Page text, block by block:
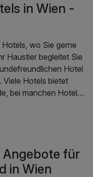
in Wien -
wo Sie gerne
Haustier begleitet Sie
Hotel
Viele Hotels bietet
bei manchen Hotels
Vergleichen Sie
Angebote für
in Wien